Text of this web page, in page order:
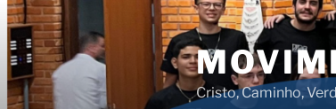
Pular
para
conteúdo
Cristo, Caminho,